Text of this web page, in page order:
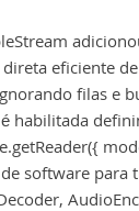
eficiente
filas e
habilitada
software para